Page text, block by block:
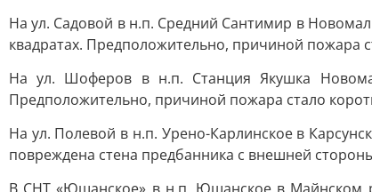
На ул. Садовой в н.п. Средний Сантимир в
квадратах. Предположительно, причиной пожара
На ул. Шоферов в н.п. Станция Якушка
Предположительно, причиной пожара стало
На ул. Полевой в н.п. Урено-Карлинское в
повреждена стена предбанника с внешней